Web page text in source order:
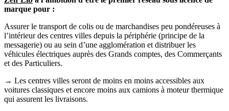
marque pour :
Assurer le transport de colis ou de marchandises peu pondéreuses à
l’intérieur des centres villes depuis la périphérie (principe de la
messagerie) ou au sein d’une agglomération et distribuer les
véhicules électriques auprès des Grands comptes, des Commerçants
et des Particuliers.
→ Les centres villes seront de moins en moins accessibles aux
voitures classiques et encore moins aux camions à moteur thermique
qui assurent les livraisons.